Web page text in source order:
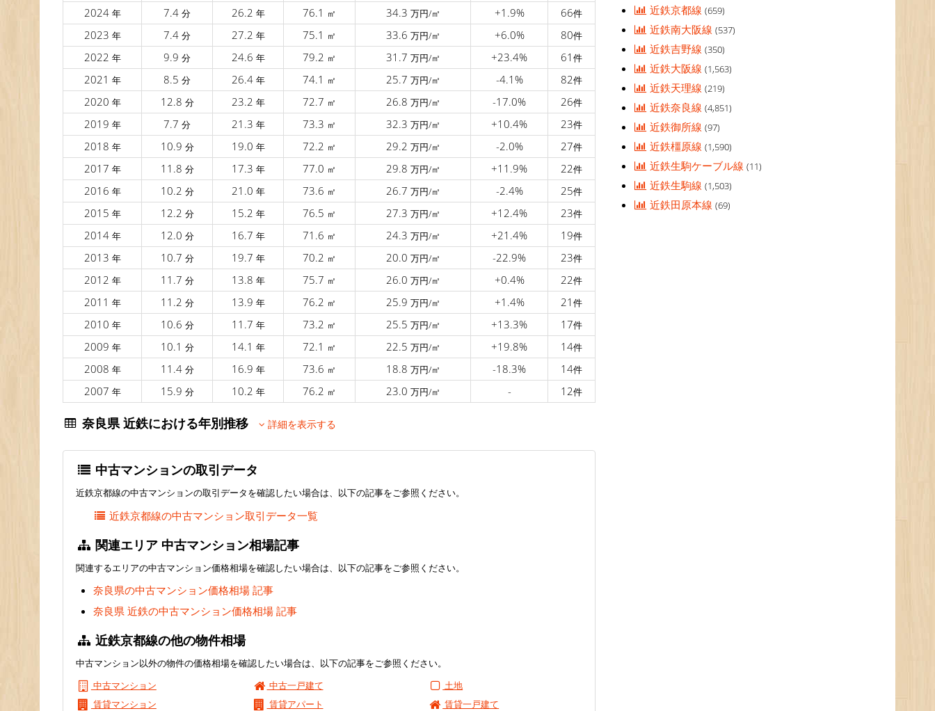
2024 年 7.4 分 26.2 年 76.1 ㎡ 34.3 万円/㎡ +1.9% 66件
2023 年 7.4 分 27.2 年 75.1 ㎡ 33.6 万円/㎡ +6.0% 80件
2022 年 9.9 分 24.6 年 79.2 ㎡ 31.7 万円/㎡ +23.4% 61 件
2021 年 8.5 分 26.4 年 74.1 ㎡ 25.7 万円/㎡ -4.1% 82件
2020 年 12.8 分 23.2 年 72.7 ㎡ 26.8 万円/㎡ -17.0% 26件
2019 年 7.7 分 21.3 年 73.3 ㎡ 32.3 万円/㎡ +10.4% 23件
2018 年 10.9 分 19.0 年 72.2 ㎡ 29.2 万円/㎡ -2.0% 27件
2017 年 11.8 分 17.3 年 77.0 ㎡ 29.8 万円/㎡ +11.9% 22件
2016 年 10.2 分 21.0 年 73.6 ㎡ 26.7 万円/㎡ -2.4% 25件
2015 年 12.2 分 15.2 年 76.5 ㎡ 27.3 万円/㎡ +12.4% 23件
2014 年 12.0 分 16.7 年 71.6 ㎡ 24.3 万円/㎡ +21.4% 19件
2013 年 10.7 分 19.7 年 70.2 ㎡ 20.0 万円/㎡ -22.9% 23件
2012 年 11.7 分 13.8 年 75.7 ㎡ 26.0 万円/㎡ +0.4% 22件
2011 年 11.2 分 13.9 年 76.2 ㎡ 25.9 万円/㎡ +1.4% 21 件
2010 年 10.6 分 11.7 年 73.2 ㎡ 25.5 万円/㎡ +13.3% 17件
2009 年 10.1 分 14.1 年 72.1 ㎡ 22.5 万円/㎡ +19.8% 14件
2008 年 11.4 分 16.9 年 73.6 ㎡ 18.8 万円/㎡ -18.3% 14件
2007 年 15.9 分 10.2 年 76.2 ㎡ 23.0 万円/㎡ - 12件
奈良県 近鉄における年別推移 詳細を表示する
中古マンションの取引データ
近鉄京都線の中古マンションの取引データを確認したい場合は、以下の記事をご参照ください。
近鉄京都線の中古マンション取引データ一覧
関連エリア 中古マンション相場記事
関連するエリアの中古マンション価格相場を確認したい場合は、以下の記事をご参照ください。
奈良県の中古マンション価格相場 記事
奈良県 近鉄の中古マンション価格相場 記事
近鉄京都線の他の物件相場
中古マンション以外の物件の価格相場を確認したい場合は、以下の記事をご参照ください。
中古マンション
中古一戸建て
土地
賃貸マンション
賃貸アパート 賃貸一戸建て
近鉄京都線(659)
近鉄南大阪線(537)
近鉄吉野線(350)
近鉄大阪線(1,563)
近鉄天理線(219)
近鉄奈良線(4,851)
近鉄御所線(97)
近鉄橿原線(1,590)
近鉄生駒ケーブル線(11)
近鉄生駒線(1,503)
近鉄田原本線(69)